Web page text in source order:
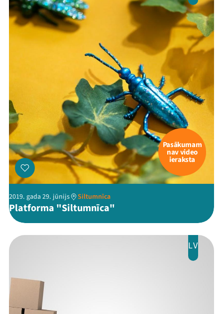
Pasākumam
nav video
ieraksta
2019. gada 29. jūnijs Siltumnīca
Platforma "Siltumnīca"
LV